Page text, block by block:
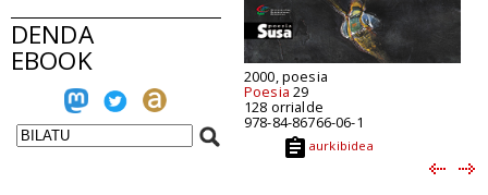
DENDA
EBOOK 2000, poesia
Poesia 29
128 orrialde
978-84-86766-06-1
aurkibidea